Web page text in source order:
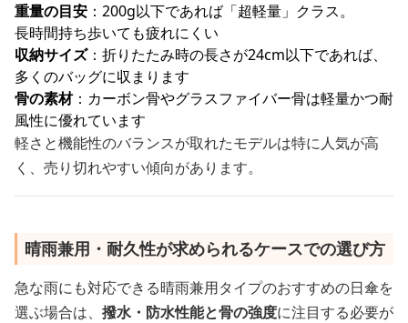
重量の目安 ：200g以下であれば「超軽量」クラス。
長時間持ち歩いても疲れにくい
収納サイズ：折りたたみ時の長さが24cm以下であれば、
多くのバッグに収まります
骨の素材：カーボン骨やグラスファイバー骨は軽量かつ耐
風性に優れています
軽さと機能性のバランスが取れたモデルは特に人気が高
く、売り切れやすい傾向があります。
晴雨兼用・耐久性が求められるケースでの選び方
急な雨にも対応できる晴雨兼用タイプのおすすめの日傘を
選ぶ場合は、 撥水・防水性能と骨の強度に注目する必要が